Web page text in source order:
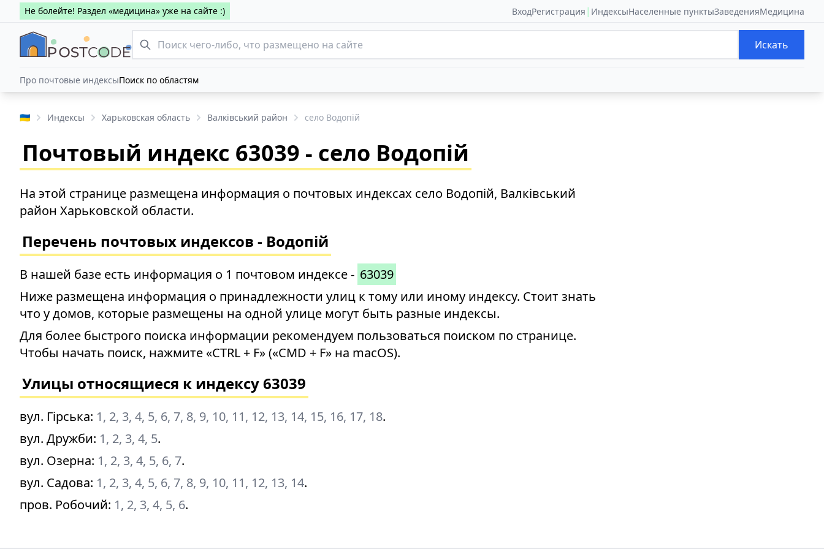
Не болейте! Раздел «медицина» уже на сайте :) ВходРегистрация | ИндексыНаселенные пунктыЗаведенияМедицина
Искать
Про почтовые индексыПоиск по областям
🇺🇦 Индексы Харьковская область Валківський район село Водопій
Почтовый индекс 63039 - село Водопій
На этой странице размещена информация о почтовых индексах село Водопій, Валківський
район Харьковской области.
Перечень почтовых индексов - Водопій
В нашей базе есть информация о 1 почтовом индексе - 63039
Ниже размещена информация о принадлежности улиц к тому или иному индексу. Стоит знать
что у домов, которые размещены на одной улице могут быть разные индексы.
Для более быстрого поиска информации рекомендуем пользоваться поиском по странице.
Чтобы начать поиск, нажмите «CTRL + F» («CMD + F» на macOS).
Улицы относящиеся к индексу 63039
вул. Гірська: 1, 2, 3, 4, 5, 6, 7, 8, 9, 10, 11, 12, 13, 14, 15, 16, 17, 18.
вул. Дружби: 1, 2, 3, 4, 5.
вул. Озерна: 1, 2, 3, 4, 5, 6, 7.
вул. Садова: 1, 2, 3, 4, 5, 6, 7, 8, 9, 10, 11, 12, 13, 14.
пров. Робочий: 1, 2, 3, 4, 5, 6.